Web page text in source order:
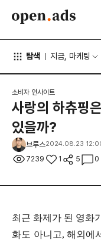
탐색 지금, 마케팅
소비자 인사이트
사랑의 하츄핑
있을까?
브루스2024.08.23
7239 1 5 0
최근 화제가 된 영화
화도 아니고,해외에